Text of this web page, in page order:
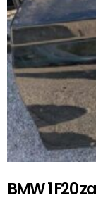
BMW 1 F20